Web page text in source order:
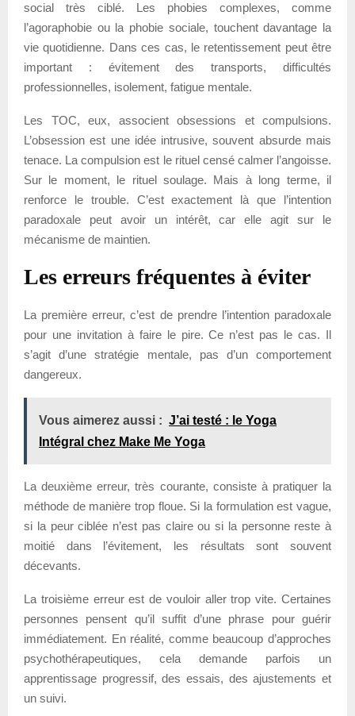
social très ciblé. Les phobies complexes, comme
l’agoraphobie ou la phobie sociale, touchent davantage la
vie quotidienne. Dans ces cas, le retentissement peut être
important : évitement des transports, difficultés
professionnelles, isolement, fatigue mentale.
Les TOC, eux, associent obsessions et compulsions.
L’obsession est une idée intrusive, souvent absurde mais
tenace. La compulsion est le rituel censé calmer l’angoisse.
Sur le moment, le rituel soulage. Mais à long terme, il
renforce le trouble. C’est exactement là que l’intention
paradoxale peut avoir un intérêt, car elle agit sur le
mécanisme de maintien.
Les erreurs fréquentes à éviter
La première erreur, c’est de prendre l’intention paradoxale
pour une invitation à faire le pire. Ce n’est pas le cas. Il
s’agit d’une stratégie mentale, pas d’un comportement
dangereux.
Vous aimerez aussi : J’ai testé : le Yoga
Intégral chez Make Me Yoga
La deuxième erreur, très courante, consiste à pratiquer la
méthode de manière trop floue. Si la formulation est vague,
si la peur ciblée n’est pas claire ou si la personne reste à
moitié dans l’évitement, les résultats sont souvent
décevants.
La troisième erreur est de vouloir aller trop vite. Certaines
personnes pensent qu’il suffit d’une phrase pour guérir
immédiatement. En réalité, comme beaucoup d’approches
psychothérapeutiques, cela demande parfois un
apprentissage progressif, des essais, des ajustements et
un suivi.